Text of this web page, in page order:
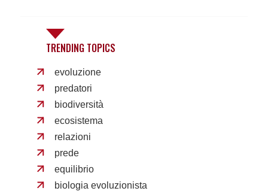
TRENDING TOPICS
evoluzione
predatori
biodiversità
ecosistema
relazioni
prede
equilibrio
biologia evoluzionista